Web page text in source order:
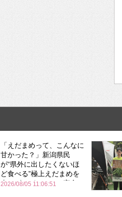
「えだまめって、こんなに
甘かった？」新潟県民
が“県外に出したくないほ
ど食べる”極上えだまめを
森のビアガーデンで実食
2026/08/05 11:06:51